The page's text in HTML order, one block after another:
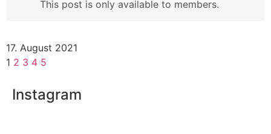
This post is only available to members.
17. August 2021
1 2 3 4 5
Instagram